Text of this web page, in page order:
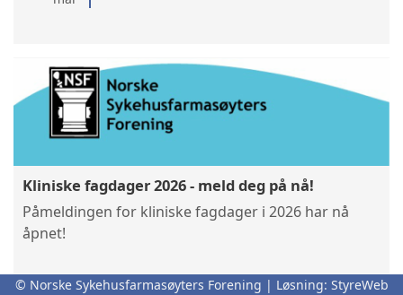
Kliniske fagdager 2026 - meld deg på nå!
Påmeldingen for kliniske fagdager i 2026 har nå
åpnet!
Les mer
© Norske Sykehusfarmasøyters Forening | Løsning: StyreWeb